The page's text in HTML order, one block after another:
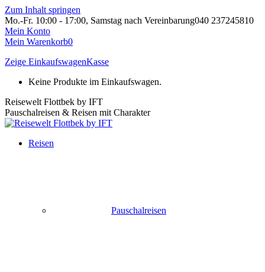
Zum Inhalt springen
Mo.-Fr. 10:00 - 17:00, Samstag nach Vereinbarung040 237245810
Mein Konto
Mein Warenkorb0
Zeige EinkaufswagenKasse
Keine Produkte im Einkaufswagen.
Reisewelt Flottbek by IFT
Pauschalreisen & Reisen mit Charakter
Reisen
Pauschalreisen